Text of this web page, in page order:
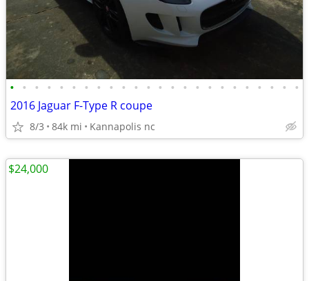
• • • • • • • • • • • • • • • • • • • • • • • •
2016 Jaguar F-Type R coupe
8/3 84k mi Kannapolis nc
$24,000